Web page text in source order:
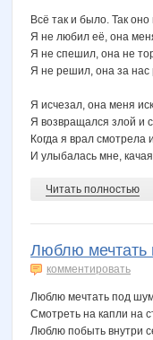
Всё так и было. Так
Я не любил её, она
Я не спешил, она не
Я не решил, она за
Я исчезал, она меня
Я возвращался злой и
Когда я врал смотрела
И улыбалась мне, качая
Читать полностью
Люблю
комментировать
Люблю мечтать под
Смотреть на капли на
Люблю побыть внутри